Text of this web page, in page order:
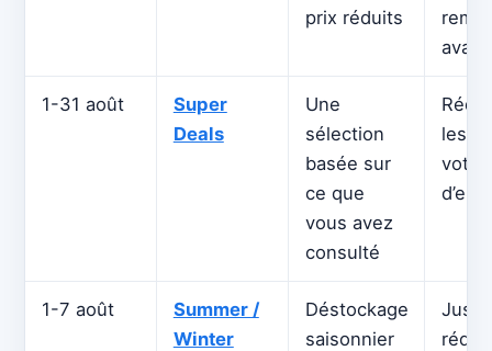
prix réduits
1-31 août
Super
Deals
Une
sélection
basée sur
ce que
vous avez
consulté
les
votre
1-7 août
Summer /
Winter
Déstockage
saisonnier